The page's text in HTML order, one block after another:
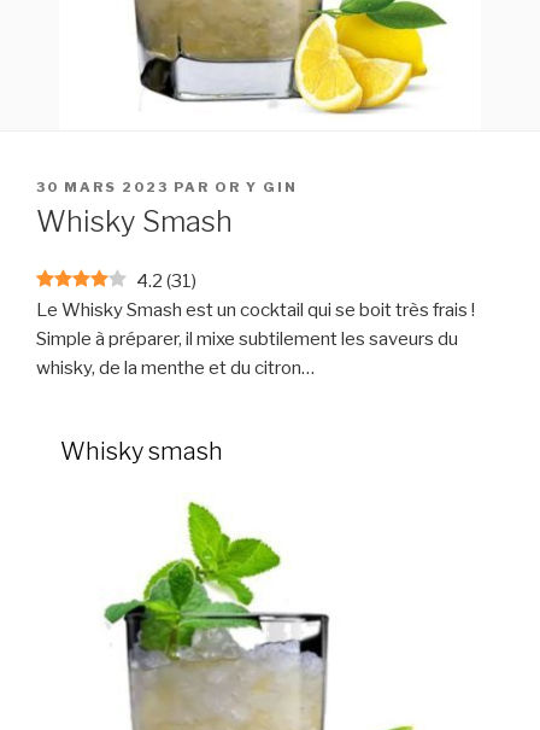
PUBLIÉ
LE
30 MARS 2023 PAR OR Y GIN
Whisky Smash
4.2 (31)
Le Whisky Smash est un cocktail qui se boit très frais !
Simple à préparer, il mixe subtilement les saveurs du
whisky, de la menthe et du citron…
Whisky smash